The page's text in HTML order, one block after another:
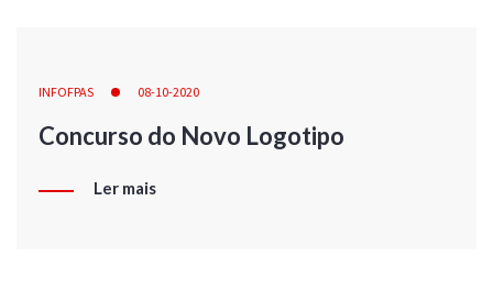
INFOFPAS 08-10-2020
Concurso do Novo Logotipo
Ler mais